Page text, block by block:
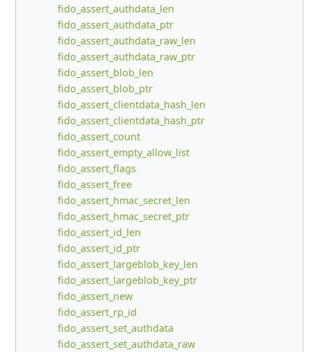
fido_assert_authdata_len
fido_assert_authdata_ptr
fido_assert_authdata_raw_len
fido_assert_authdata_raw_ptr
fido_assert_blob_len
fido_assert_blob_ptr
fido_assert_clientdata_hash_len
fido_assert_clientdata_hash_ptr
fido_assert_count
fido_assert_empty_allow_list
fido_assert_flags
fido_assert_free
fido_assert_hmac_secret_len
fido_assert_hmac_secret_ptr
fido_assert_id_len
fido_assert_id_ptr
fido_assert_largeblob_key_len
fido_assert_largeblob_key_ptr
fido_assert_new
fido_assert_rp_id
fido_assert_set_authdata
fido_assert_set_authdata_raw